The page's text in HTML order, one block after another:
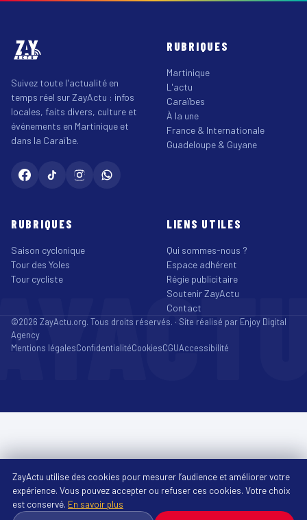
Suivez toute l'actualité en
temps réel sur ZayActu : infos
locales, faits divers, culture et
événements en Martinique et
dans la Caraïbe.
RUBRIQUES
Martinique
L'actu
Caraïbes
À la une
France & Internationale
Guadeloupe & Guyane
RUBRIQUES
Saison cyclonique
Tour des Yoles
Tour cycliste
LIENS UTILES
Qui sommes-nous ?
Espace adhérent
Régie publicitaire
Soutenir ZayActu
Contact
©2026 ZayActu.org. Tous droits réservés. · Site réalisé par Enjoy Digital
Agency
Mentions légalesConfidentialitéCookiesCGUAccessibilité
ZayActu utilise des cookies pour mesurer l’audience et améliorer votre
expérience. Vous pouvez accepter ou refuser ces cookies. Votre choix
est conservé. En savoir plus